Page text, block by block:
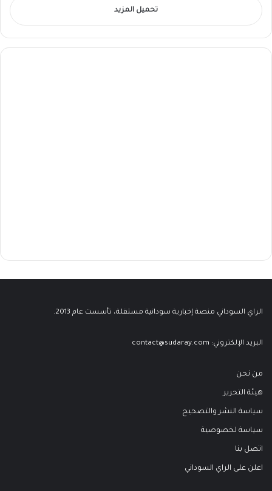
تحميل المزيد
الراي السوداني منصة إخبارية سودانية مستقلة، تأسست عام 2013.
البريد الإلكتروني: contact@sudaray.com
من نحن
هيئة التحرير
سياسة النشر والتصحيح
سياسة لخصوصية
اتصل بنا
اعلن على الراي السوداني